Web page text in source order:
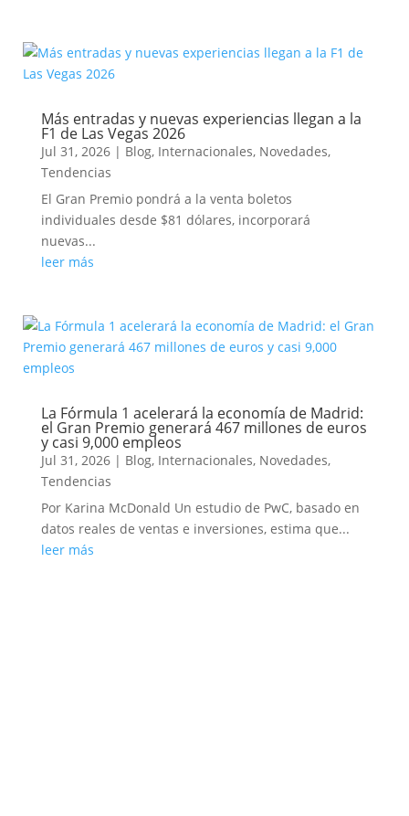
Más entradas y nuevas experiencias llegan a la
F1 de Las Vegas 2026
Jul 31, 2026| Blog, Internacionales, Novedades,
Tendencias
El Gran Premio pondrá a la venta boletos
individuales desde $81 dólares, incorporará
nuevas...
leer más
La Fórmula 1 acelerará la economía de Madrid:
el Gran Premio generará 467 millones de euros
y casi 9,000 empleos
Jul 31, 2026| Blog, Internacionales, Novedades,
Tendencias
Por Karina McDonald Un estudio de PwC, basado en
datos reales de ventas e inversiones, estima que...
leer más